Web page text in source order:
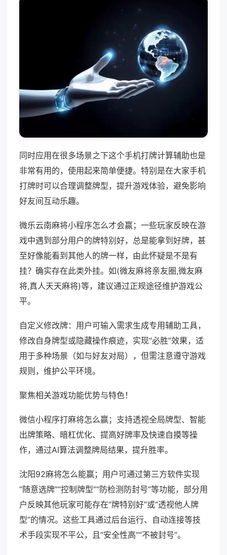
同时应用在很多场景之下这个手机打牌计算辅助也是
非常有用的，使用起来简单便捷。特别是在大家手机
打牌时可以合理调整牌型，提升游戏体验，避免影响
好友间互动乐趣。
微乐云南麻将小程序怎么才会赢；一些玩家反映在游
戏中遇到部分用户的牌特别好，总是能拿到好牌，甚
至好像能看到其他人的牌一样，由此怀疑是不是有
挂？确实存在此类外挂。如(微友麻将亲友圈,微友麻
将,真人天天麻将)等，建议通过正规途径维护游戏公
平。
自定义修改牌：用户可输入需求生成专用辅助工具，
修改自身牌型或隐藏操作痕迹，实现“必胜”效果，适
用于多种场景（如与好友对局），但需注意遵守游戏
规则，维护公平环境。
聚焦相关游戏功能优势与特色！
微信小程序打麻将怎么赢；支持透视全局牌型、智能
出牌策略、暗杠优化、提高好牌率及快速自摸等操
作，通过AI算法调整牌局结果，提升胜率。
沈阳92麻将怎么能赢；用户可通过第三方软件实现
“随意选牌”“控制牌型”“防检测防封号”等功能，部分用
户反映其他玩家可能存在“牌特别好”或“透视他人牌
型”的情况。这些工具通过后台运行、自动连接等技
术手段实现不平公，且“安全性高”“不被封号”。